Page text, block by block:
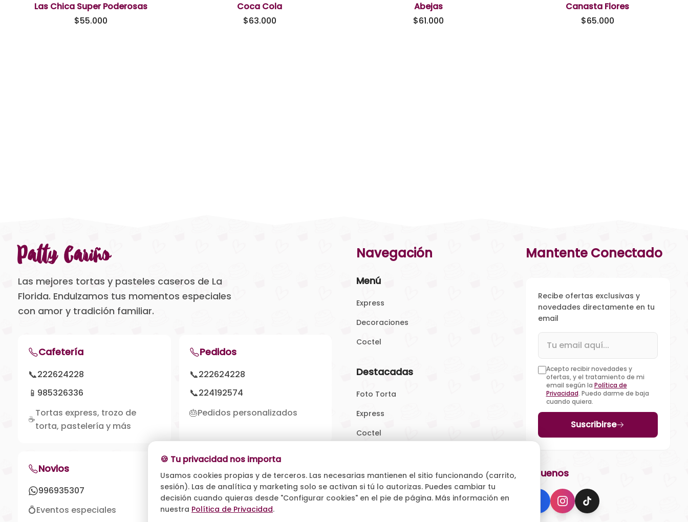
Las Chica Super Poderosas
$55.000
Coca Cola
$63.000
Abejas
$61.000
Canasta Flores
$65.000
Patty Cariño
Las mejores tortas y pasteles caseros de La
Florida. Endulzamos tus momentos especiales
con amor y tradición familiar.
Cafetería
📞222624228
📱 985326336
☕
Tortas express, trozo de
torta, pastelería y más
Pedidos
📞222624228
📞224192574
🎂Pedidos personalizados
Novios
996935307
💍Eventos especiales
961405100
🎨Creaciones personalizadas
Navegación
Menú
Express
Decoraciones
Coctel
Destacadas
Foto Torta
Express
Coctel
Términos y Condiciones
Política de Privacidad
Mantente Conectado
Recibe ofertas exclusivas y
novedades directamente en tu
email
Acepto recibir novedades y
ofertas, y el tratamiento de mi
email según la Política de
Privacidad. Puedo darme de baja
cuando quiera.
Suscribirse
Síguenos
🍪 Tu privacidad nos importa
Usamos cookies propias y de terceros. Las necesarias mantienen el sitio funcionando (carrito,
sesión). Las de analítica y marketing solo se activan si tú lo autorizas. Puedes cambiar tu
decisión cuando quieras desde "Configurar cookies" en el pie de página. Más información en
nuestra Política de Privacidad.